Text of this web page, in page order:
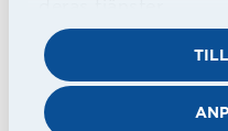
2014, 2016,
2024)